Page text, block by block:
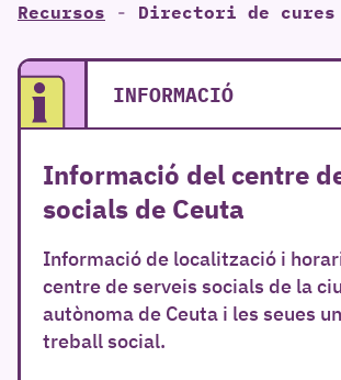
Recursos - Directori de cures
INFORMACIÓ
Informació del centre
socials de Ceuta
Informació de localització i
centre de serveis socials de la
autònoma de Ceuta i les seues
treball social.